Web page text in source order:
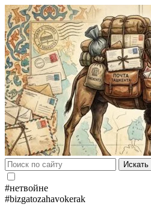
Искать
#нетвойне
#bizgatozahavokerak